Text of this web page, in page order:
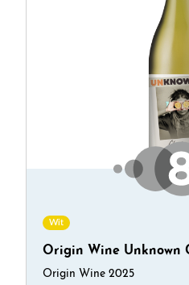
Wit
Origin Wine Unknown
Origin Wine 2025